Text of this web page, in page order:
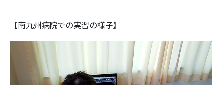
【南九州病院での実習の様子】